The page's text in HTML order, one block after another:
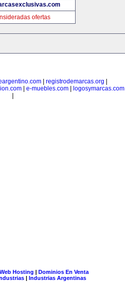
ofertas
| registrodemarcas.org
| e-muebles.com|
logosymarcas.com
Web Hosting | Dominios En Venta
| Industrias Argentinas